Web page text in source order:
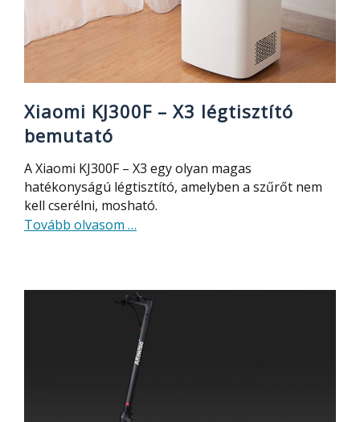
üzemidővel
Xiaomi KJ300F – X3 légtisztító
bemutató
A Xiaomi KJ300F – X3 egy olyan magas
hatékonyságú légtisztító, amelyben a szűrőt nem
kell cserélni, mosható.
Tovább olvasom about
X3
légtisztító
bemutató
…